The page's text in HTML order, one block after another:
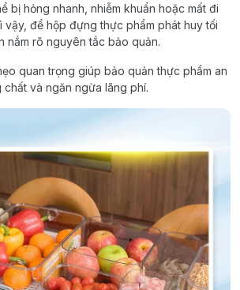
bị hỏng nhanh, nhiễm khuẩn hoặc mất đi
vậy, để hộp đựng thực phẩm phát huy tối
nắm rõ nguyên tắc bảo quản.
quan trọng giúp bảo quản thực phẩm an
và ngăn ngừa lãng phí.